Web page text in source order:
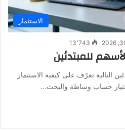
الاستثمار
13٬743
للمبتدئين
التالية تعرّف على كيفية الاستثمار
حساب وساطة والبحث…